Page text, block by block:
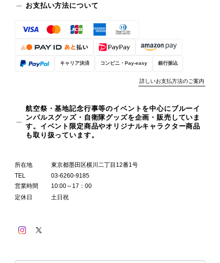
お支払い方法について
キャリア決済 コンビニ・Pay-easy 銀行振込
詳しいお支払方法のご案内
航空祭・基地記念行事等のイベントを中心にブルーイ
ンパルスグッズ・自衛隊グッズを企画・販売していま
す。イベント限定商品やオリジナルキャラクター商品
も取り扱っています。
所在地
東京都墨田区横川二丁目12番1号
TEL
03-6260-9185
営業時間
10:00～17：00
定休日
土日祝